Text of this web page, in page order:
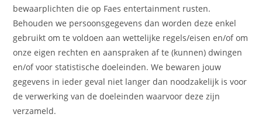
bewaarplichten die op Faes entertainment rusten.
Behouden we persoonsgegevens dan worden deze enkel
gebruikt om te voldoen aan wettelijke regels/eisen en/of om
onze eigen rechten en aanspraken af te (kunnen) dwingen
en/of voor statistische doeleinden. We bewaren jouw
gegevens in ieder geval niet langer dan noodzakelijk is voor
de verwerking van de doeleinden waarvoor deze zijn
verzameld.